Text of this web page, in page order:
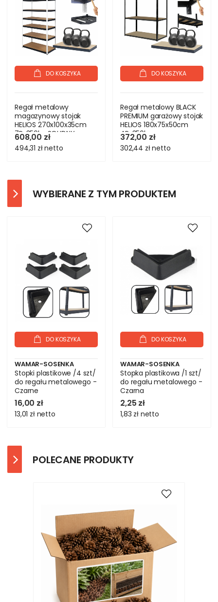
DO KOSZYKA
Regał metalowy
magazynowy stojak
HELIOS 270x100x35cm
7Px350kg SOLIDNY
608,00 zł
494,31 złnetto
DO KOSZYKA
Regał metalowy BLACK
PREMIUM garażowy stojak
HELIOS 180x75x50cm
4Px350kg
372,00 zł
302,44 złnetto
WYBIERANE Z TYM PRODUKTEM
DO KOSZYKA
WAMAR-SOSENKA
Stopki plastikowe /4 szt/
do regału metalowego -
Czarne
16,00 zł
13,01 zł netto
DO KOSZYKA
WAMAR-SOSENKA
Stopka plastikowa /1 szt/
do regału metalowego -
Czarna
2,25 zł
1,83 zł netto
POLECANE PRODUKTY